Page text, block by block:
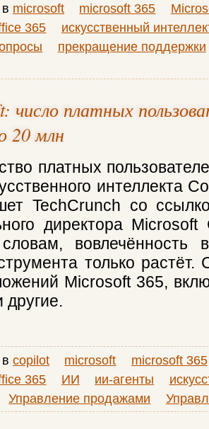
microsoft microsoft 365
365
искусственный
прекращение поддержки
число платных
20 млн
платных
интеллекта
TechCrunch со
директора
вовлечённость
только растёт.
Microsoft 365,
другие.
copilot microsoft
microsoft 365
365 ИИ ии-агенты
Управление продажами